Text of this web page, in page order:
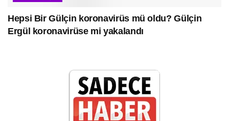
Hepsi Bir Gülçin koronavirüs mü oldu? Gülçin
Ergül koronavirüse mi yakalandı